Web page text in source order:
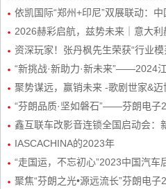
依凯国际“郑州+印尼”双展联动：
州）感恩宴圆满举行
2026赫彩启航，兹势未来｜意大利
新品发布会暨市场运营规划会议圆
资深玩家！张丹枫先生荣获“行业
奖”
“新挑战·新助力·新未来”——2024
经销商会议盛大举行！
聚势谋远，赢销未来 -歌剧世家&
起势经销商会议圆满成功！
“芬朗品质·坚如磐石”——芬朗电子
况，共绘汽车音响改装新蓝图
鑫互联车改影音连锁全国启动会：
创新矩阵与玩法
IASCACHINA的2023年
“走国运，不忘初心”2023中国汽车
业生态发展峰会-艾斯卡（IASCA）
聚焦“芬朗之光•源远流长”芬朗电子